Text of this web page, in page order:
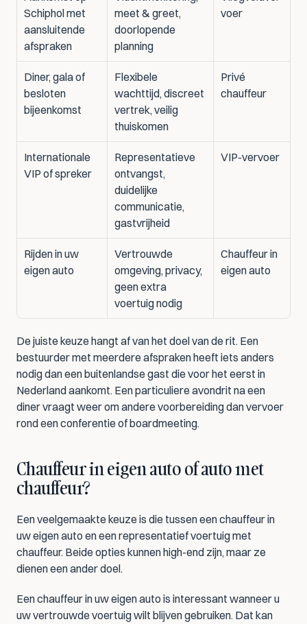
Schiphol met
aansluitende
afspraken
meet & greet,
doorlopende
planning
voer
Diner, gala of
besloten
bijeenkomst
Flexibele
wachttijd, discreet
vertrek, veilig
thuiskomen
Privé
chauffeur
Internationale
VIP of spreker
Representatieve
ontvangst,
duidelijke
communicatie,
gastvrijheid
VIP-vervoer
Rijden in uw
eigen auto
Vertrouwde
omgeving, privacy,
geen extra
voertuig nodig
Chauffeur in
eigen auto
De juiste keuze hangt af van het doel van de rit. Een
bestuurder met meerdere afspraken heeft iets anders
nodig dan een buitenlandse gast die voor het eerst in
Nederland aankomt. Een particuliere avondrit na een
diner vraagt weer om andere voorbereiding dan vervoer
rond een conferentie of boardmeeting.
Chauffeur in eigen auto of auto met
chauffeur?
Een veelgemaakte keuze is die tussen een chauffeur in
uw eigen auto en een representatief voertuig met
chauffeur. Beide opties kunnen high-end zijn, maar ze
dienen een ander doel.
Een chauffeur in uw eigen auto is interessant wanneer u
uw vertrouwde voertuig wilt blijven gebruiken. Dat kan